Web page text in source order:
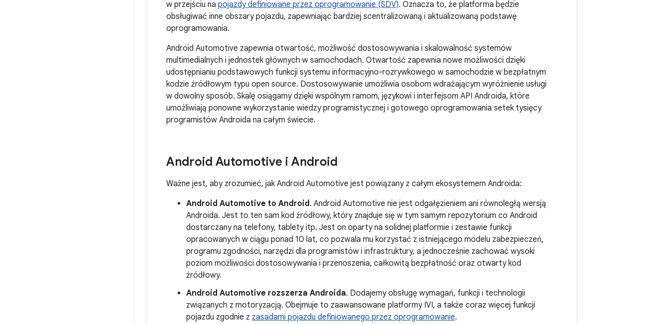
w przejściu na pojazdy definiowane przez oprogramowanie (SDV). Oznacza to, że platforma będzie
obsługiwać inne obszary pojazdu, zapewniając bardziej scentralizowaną i aktualizowaną podstawę
oprogramowania.
Android Automotive zapewnia otwartość, możliwość dostosowywania i skalowalność systemów
multimedialnych i jednostek głównych w samochodach. Otwartość zapewnia nowe możliwości dzięki
udostępnianiu podstawowych funkcji systemu informacyjno-rozrywkowego w samochodzie w bezpłatnym
kodzie źródłowym typu open source. Dostosowywanie umożliwia osobom wdrażającym wyróżnienie usługi
w dowolny sposób. Skalę osiągamy dzięki wspólnym ramom, językowi i interfejsom API Androida, które
umożliwiają ponowne wykorzystanie wiedzy programistycznej i gotowego oprogramowania setek tysięcy
programistów Androida na całym świecie.
Android Automotive i Android
Ważne jest, aby zrozumieć, jak Android Automotive jest powiązany z całym ekosystemem Androida:
Android Automotive to Android. Android Automotive nie jest odgałęzieniem ani równoległą wersją
Androida. Jest to ten sam kod źródłowy, który znajduje się w tym samym repozytorium co Android
dostarczany na telefony, tablety itp. Jest on oparty na solidnej platformie i zestawie funkcji
opracowanych w ciągu ponad 10 lat, co pozwala mu korzystać z istniejącego modelu zabezpieczeń,
programu zgodności, narzędzi dla programistów i infrastruktury, a jednocześnie zachować wysoki
poziom możliwości dostosowywania i przenoszenia, całkowitą bezpłatność oraz otwarty kod
źródłowy.
Android Automotive rozszerza Androida. Dodajemy obsługę wymagań, funkcji i technologii
związanych z motoryzacją. Obejmuje to zaawansowane platformy IVI, a także coraz więcej funkcji
pojazdu zgodnie z zasadami pojazdu definiowanego przez oprogramowanie.